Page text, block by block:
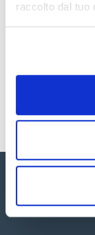
raccolto dal tuo
TDS / Scheda
Registrati per i